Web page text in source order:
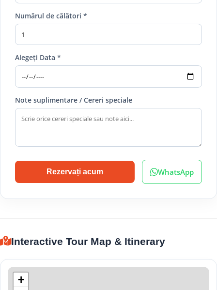
Numărul de călători *
Alegeți Data *
Note suplimentare / Cereri speciale
Rezervați acum WhatsApp
Interactive Tour Map & Itinerary
+